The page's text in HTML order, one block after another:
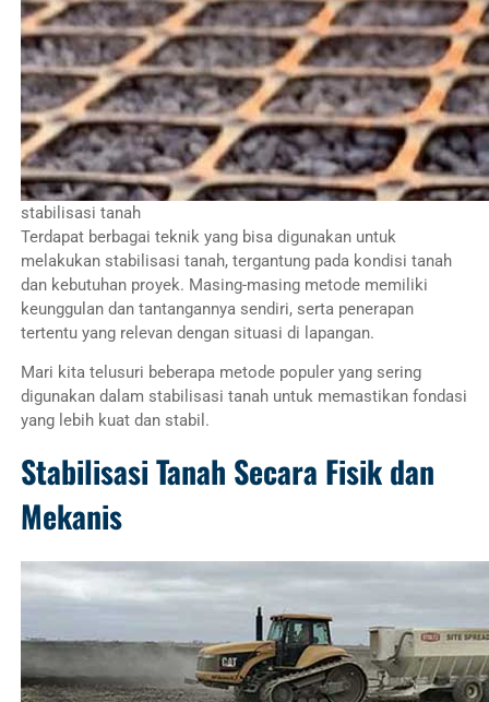
stabilisasi tanah
Terdapat berbagai teknik yang bisa digunakan untuk
melakukan stabilisasi tanah, tergantung pada kondisi tanah
dan kebutuhan proyek. Masing-masing metode memiliki
keunggulan dan tantangannya sendiri, serta penerapan
tertentu yang relevan dengan situasi di lapangan.
Mari kita telusuri beberapa metode populer yang sering
digunakan dalam stabilisasi tanah untuk memastikan fondasi
yang lebih kuat dan stabil.
Stabilisasi Tanah Secara Fisik dan
Mekanis